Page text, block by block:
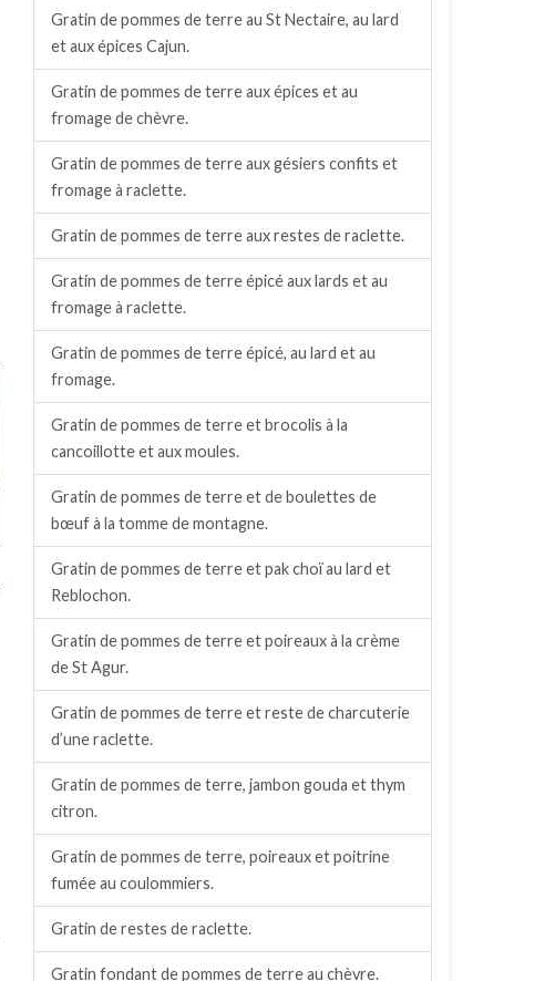
Gratin de pommes de terre au St Nectaire, au lard
et aux épices Cajun.
Gratin de pommes de terre aux épices et au
fromage de chèvre.
Gratin de pommes de terre aux gésiers confits et
fromage à raclette.
Gratin de pommes de terre aux restes de raclette.
Gratin de pommes de terre épicé aux lards et au
fromage à raclette.
Gratin de pommes de terre épicé, au lard et au
fromage.
Gratin de pommes de terre et brocolis à la
cancoillotte et aux moules.
Gratin de pommes de terre et de boulettes de
bœuf à la tomme de montagne.
Gratin de pommes de terre et pak choï au lard et
Reblochon.
Gratin de pommes de terre et poireaux à la crème
de St Agur.
Gratin de pommes de terre et reste de charcuterie
d’une raclette.
Gratin de pommes de terre, jambon gouda et thym
citron.
Gratin de pommes de terre, poireaux et poitrine
fumée au coulommiers.
Gratin de restes de raclette.
Gratin fondant de pommes de terre au chèvre.